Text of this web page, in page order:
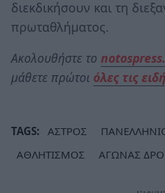
διεκδικήσουν και τη
πρωταθλήματος.
Ακολουθήστε το
μάθετε πρώτοι όλες τις
TAGS: ΑΣΤΡΟΣ
ΑΘΛΗΤΙΣΜΟΣ
ΑΓΩΝΑΣ